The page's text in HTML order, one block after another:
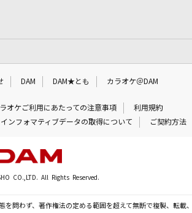
DAM DAM★とも カラオケ＠DAM
オケご利用にあたっての注意事項
利用規約
インフォマティブデータの取得について ご契約方法
CO.,LTD. All Rights Reserved.
問わず、著作権法の定める範囲を超えて無断で複製、転載